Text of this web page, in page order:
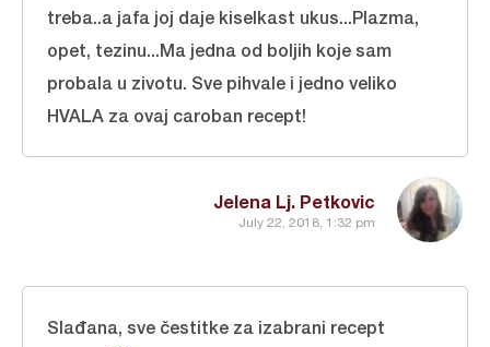
Jelena Lj. Petkovic
July 22, 2018, 1:32 pm
treba..a jafa joj daje kiselkast ukus...Plazma,
opet, tezinu...Ma jedna od boljih koje sam
probala u zivotu. Sve pihvale i jedno veliko
HVALA za ovaj caroban recept!
Slađana, sve čestitke za izabrani recept